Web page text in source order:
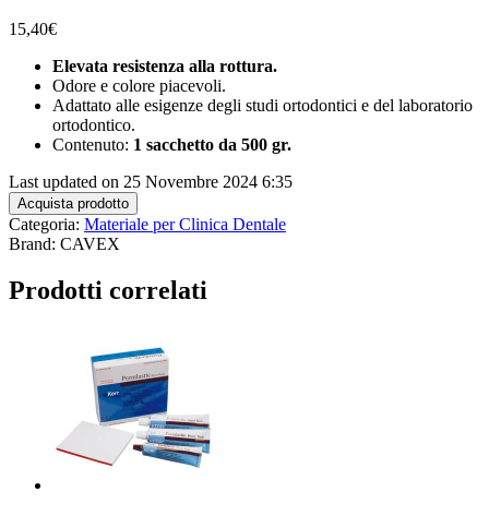
15,40€
Elevata resistenza alla rottura.
Odore e colore piacevoli.
Adattato alle esigenze degli studi ortodontici e del laboratorio
ortodontico.
Contenuto: 1 sacchetto da 500 gr.
Last updated on 25 Novembre 2024 6:35
Acquista prodotto
Categoria: Materiale per Clinica Dentale
Brand: CAVEX
Prodotti correlati